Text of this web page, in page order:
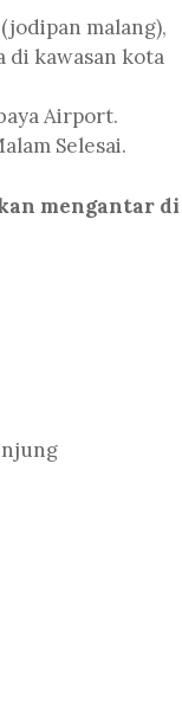
malang),
di kawasan kota
Airport.
Selesai.
mengantar di